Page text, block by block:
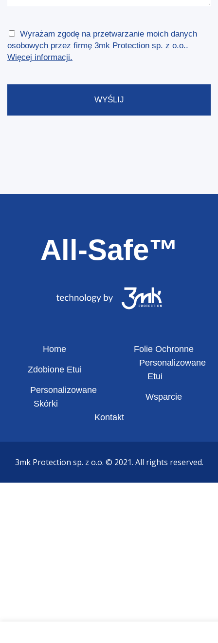
Wyrażam zgodę na przetwarzanie moich danych
osobowych przez firmę 3mk Protection sp. z o.o..
Więcej informacji.
WYŚLIJ
All-Safe™
Home Folie Ochronne
Zdobione Etui
Personalizowane
Etui
Personalizowane
Skórki
Wsparcie
Kontakt
3mk Protection sp. z o.o. © 2021. All rights reserved.